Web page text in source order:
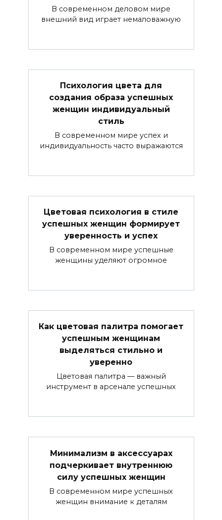
В современном деловом мире
внешний вид играет немаловажную
Психология цвета для
создания образа успешных
женщин индивидуальный
стиль
В современном мире успех и
индивидуальность часто выражаются
Цветовая психология в стиле
успешных женщин формирует
уверенность и успех
В современном мире успешные
женщины уделяют огромное
Как цветовая палитра помогает
успешным женщинам
выделяться стильно и
уверенно
Цветовая палитра — важный
инструмент в арсенале успешных
Минимализм в аксессуарах
подчеркивает внутреннюю
силу успешных женщин
В современном мире успешных
женщин внимание к деталям